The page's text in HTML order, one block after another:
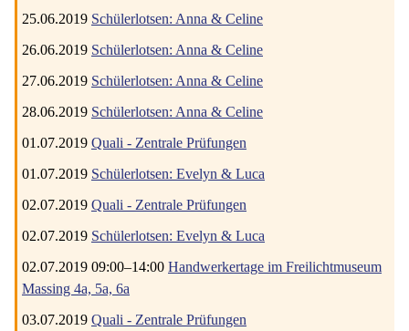
25.06.2019 Schülerlotsen: Anna & Celine
26.06.2019 Schülerlotsen: Anna & Celine
27.06.2019 Schülerlotsen: Anna & Celine
28.06.2019 Schülerlotsen: Anna & Celine
01.07.2019 Quali - Zentrale Prüfungen
01.07.2019 Schülerlotsen: Evelyn & Luca
02.07.2019 Quali - Zentrale Prüfungen
02.07.2019 Schülerlotsen: Evelyn & Luca
02.07.2019 09:00–14:00 Handwerkertage im Freilichtmuseum
Massing 4a, 5a, 6a
03.07.2019 Quali - Zentrale Prüfungen